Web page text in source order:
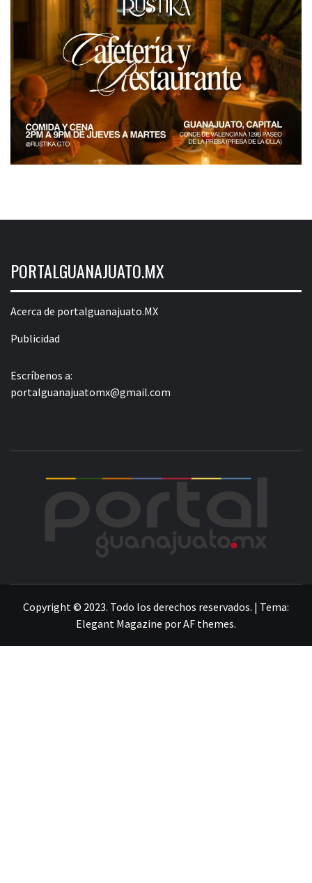
PORTALGUANAJUATO.MX
Acerca de portalguanajuato.MX
Publicidad
Escríbenos a:
portalguanajuatomx@gmail.com
Copyright © 2023. Todo los derechos reservados. | Tema:
Elegant Magazine porAF themes.